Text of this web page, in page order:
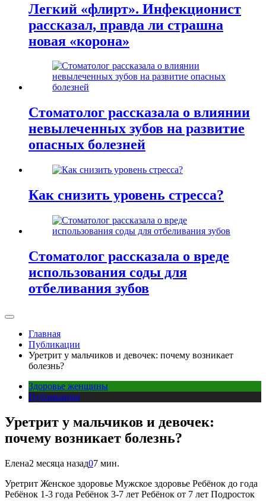
Легкий «флирт». Инфекционист
рассказал, правда ли страшна
новая «корона»
Стоматолог рассказала о влиянии
невылеченных зубов на развитие
опасных болезней
Как снизить уровень стресса?
Стоматолог рассказала о вреде
использования соды для
отбеливания зубов
Главная
Публикации
Уретрит у мальчиков и девочек: почему возникает
болезнь?
Здоровье женщины
Публикации
Уретрит у мальчиков и девочек:
почему возникает болезнь?
Елена2 месяца назад07 мин.
Уретрит Женское здоровье Мужское здоровье Ребёнок до года
Ребёнок 1-3 года Ребёнок 3-7 лет Ребёнок от 7 лет Подросток